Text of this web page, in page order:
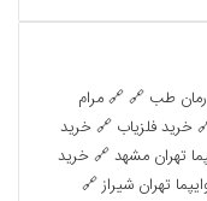
طب 🔗 🔗مرام
خرید فلزیاب 🔗خرید
تهران مشهد🔗خرید
تهران شیراز🔗